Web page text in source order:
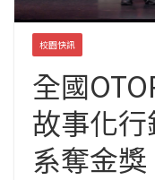
校園快訊
全國
故事化
系奪金獎